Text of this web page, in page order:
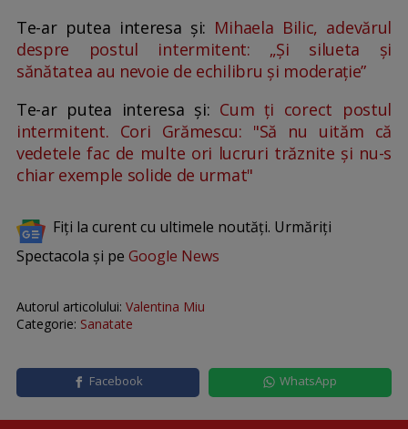
Te-ar putea interesa și: Mihaela Bilic, adevărul
despre postul intermitent: „Și silueta și
sănătatea au nevoie de echilibru și moderație”
Te-ar putea interesa și: Cum ți corect postul
intermitent. Cori Grămescu: "Să nu uităm că
vedetele fac de multe ori lucruri trăznite și nu-s
chiar exemple solide de urmat"
Fiți la curent cu ultimele noutăți. Urmăriți
Spectacola și pe Google News
Autorul articolului: Valentina Miu
Categorie: Sanatate
Facebook WhatsApp